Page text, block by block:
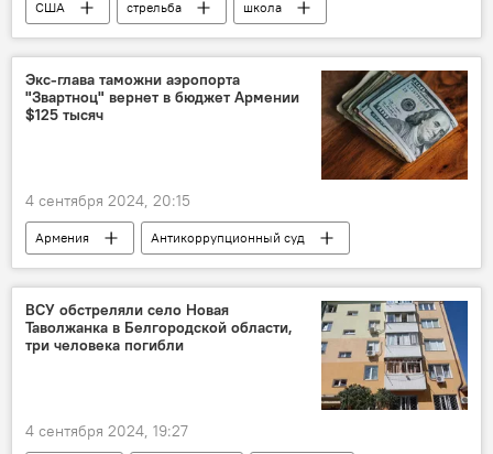
США стрельба
школа
Видео
Экс-глава таможни аэропорта
"Звартноц" вернет в бюджет Армении
$125 тысяч
4 сентября 2024, 20:15
Армения
Антикоррупционный суд
чиновник
конфискация
ВСУ обстреляли село Новая
Таволжанка в Белгородской области,
три человека погибли
4 сентября 2024, 19:27